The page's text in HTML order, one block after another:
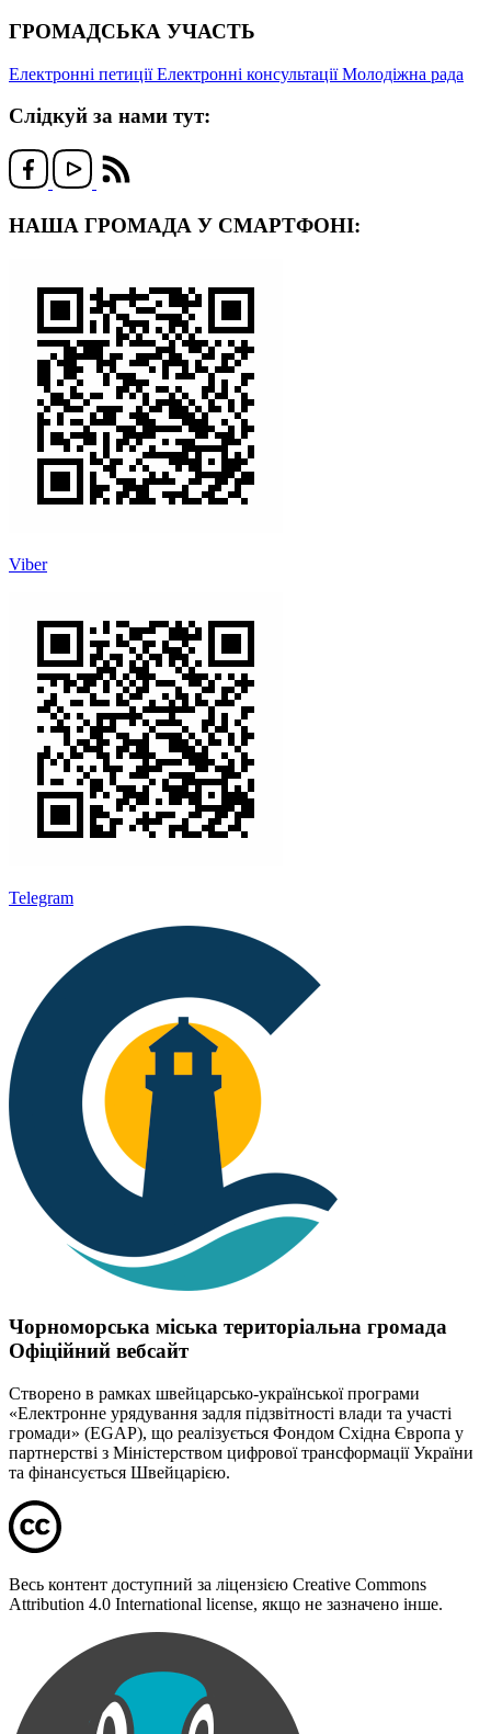
ГРОМАДСЬКА УЧАСТЬ
Електронні петиціїЕлектронні консультаціїМолодіжна рада
Слідкуй за нами тут:
НАША ГРОМАДА У СМАРТФОНІ:
Viber
Telegram
Чорноморська міська територіальна громада
Офіційний вебсайт
Створено в рамках швейцарсько-української програми
«Електронне урядування задля підзвітності влади та участі
громади» (EGAP), що реалізується Фондом Східна Європа у
партнерстві з Міністерством цифрової трансформації України
та фінансується Швейцарією.
Весь контент доступний за ліцензією Creative Commons
Attribution 4.0 International license, якщо не зазначено інше.